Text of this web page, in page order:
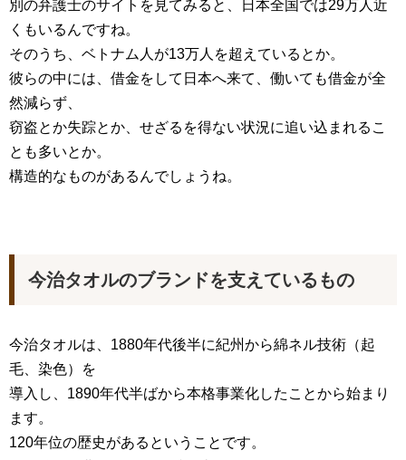
別の弁護士のサイトを見てみると、日本全国では29万人近
くもいるんですね。
そのうち、ベトナム人が13万人を超えているとか。
彼らの中には、借金をして日本へ来て、働いても借金が全
然減らず、
窃盗とか失踪とか、せざるを得ない状況に追い込まれるこ
とも多いとか。
構造的なものがあるんでしょうね。
今治タオルのブランドを支えているもの
今治タオルは、1880年代後半に紀州から綿ネル技術（起
毛、染色）を
導入し、1890年代半ばから本格事業化したことから始まり
ます。
120年位の歴史があるということです。